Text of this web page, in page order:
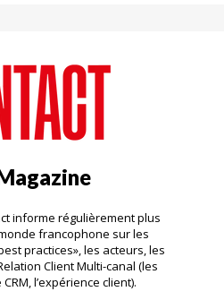
informe régulièrement plus
francophone sur les
practices», les acteurs, les
Client Multi-canal (les
l’expérience client).